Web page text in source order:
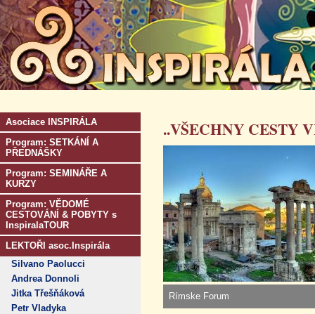
Asociace INSPIRÁLA
Program: SETKÁNÍ A
PŘEDNÁŠKY
Program: SEMINÁŘE A
KURZY
Program: VĚDOMÉ
CESTOVÁNÍ & POBYTY s
InspiralaTOUR
LEKTOŘI asoc.Inspirála
Silvano Paolucci
Andrea Donnoli
Jitka Třešňáková
Petr Vladyka
..VŠECHNY CESTY
Rímske Forum